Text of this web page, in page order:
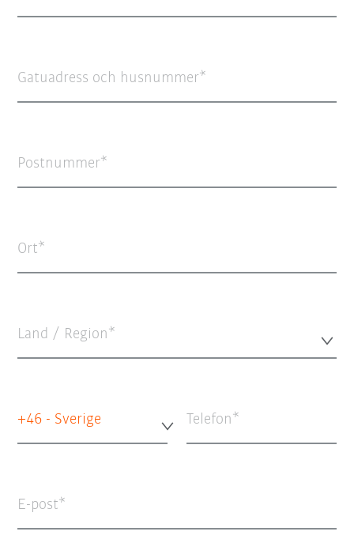
Gatuadress och husnummer
Postnummer
Ort
Land / Region*
+46 - Sverige Telefon
E-post